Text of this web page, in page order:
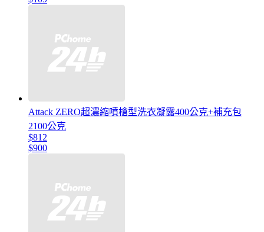
Attack ZERO超濃縮噴槍型洗衣凝露400公克+補充包
2100公克
$812
$900